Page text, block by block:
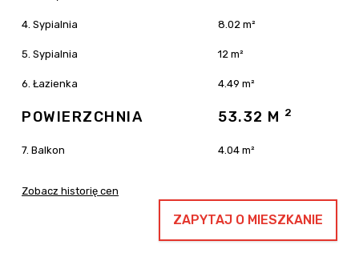
4. Sypialnia 8.02 m²
5. Sypialnia 12 m²
6. Łazienka 4.49 m²
POWIERZCHNIA 53.32 M 2
7. Balkon 4.04 m²
Zobacz historię cen
ZAPYTAJ O MIESZKANIE